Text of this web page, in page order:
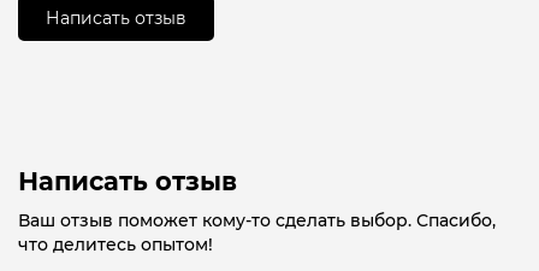
Написать отзыв
Написать отзыв
Ваш отзыв поможет кому-то сделать выбор. Спасибо,
что делитесь опытом!